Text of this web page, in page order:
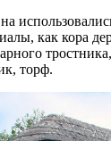
как кора
торф.